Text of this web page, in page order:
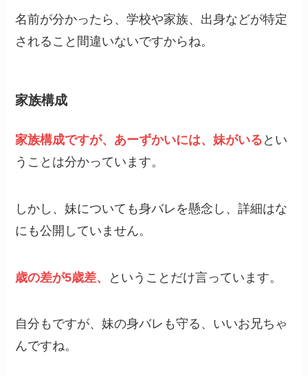
名前が分かったら、学校や家族、出身などが特定
されること間違いないですからね。
家族構成
家族構成ですが、あーずかいには、妹がいる とい
うことは分かっています。
しかし、妹についても身バレを懸念し、詳細はな
にも公開していません。
歳の差が5歳差、 ということだけ言っています。
自分もですが、妹の身バレも守る、いいお兄ちゃ
んですね。